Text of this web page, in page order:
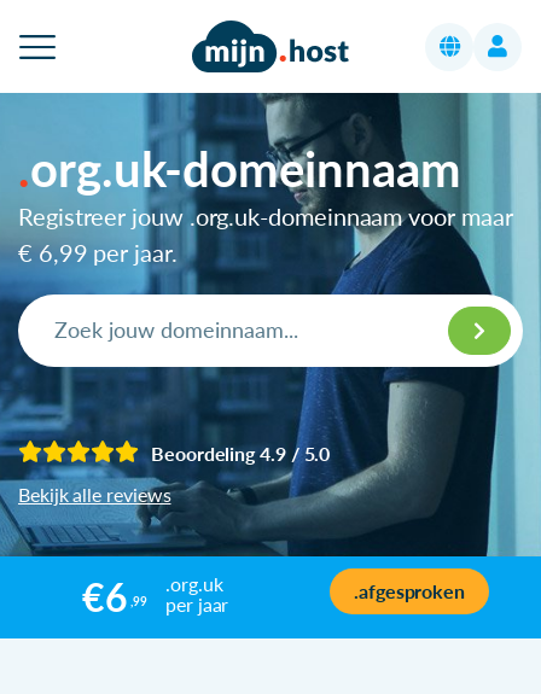
org.uk-domeinnaam
Registreer jouw .org.uk-domeinnaam voor maar
€ 6,99 per jaar.
Beoordeling 4.9 / 5.0
Bekijk alle reviews
€6 ,99
.org.uk
per jaar
.afgesproken